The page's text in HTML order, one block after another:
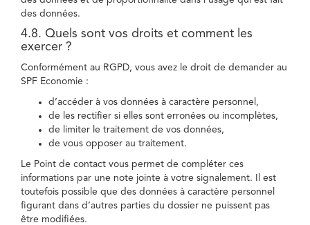
des données.
4.8. Quels sont vos droits et comment les
exercer ?
Conformément au RGPD, vous avez le droit de demander au
SPF Economie :
d’accéder à vos données à caractère personnel,
de les rectifier si elles sont erronées ou incomplètes,
de limiter le traitement de vos données,
de vous opposer au traitement.
Le Point de contact vous permet de compléter ces
informations par une note jointe à votre signalement. Il est
toutefois possible que des données à caractère personnel
figurant dans d’autres parties du dossier ne puissent pas
être modifiées.